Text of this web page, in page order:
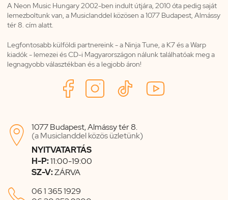
A Neon Music Hungary 2002-ben indult útjára, 2010 óta pedig saját
lemezboltunk van, a Musiclanddel közösen a 1077 Budapest, Almássy
tér 8. cím alatt.
Legfontosabb külföldi partnereink - a Ninja Tune, a K7 és a Warp
kiadók - lemezei és CD-i Magyarországon nálunk találhatóak meg a
legnagyobb választékban és a legjobb áron!

1077 Budapest, Almássy tér 8.
(a Musiclanddel közös üzletünk)
NYITVATARTÁS
H-P:11:00-19:00
SZ-V:ZÁRVA
06 1 365 1929